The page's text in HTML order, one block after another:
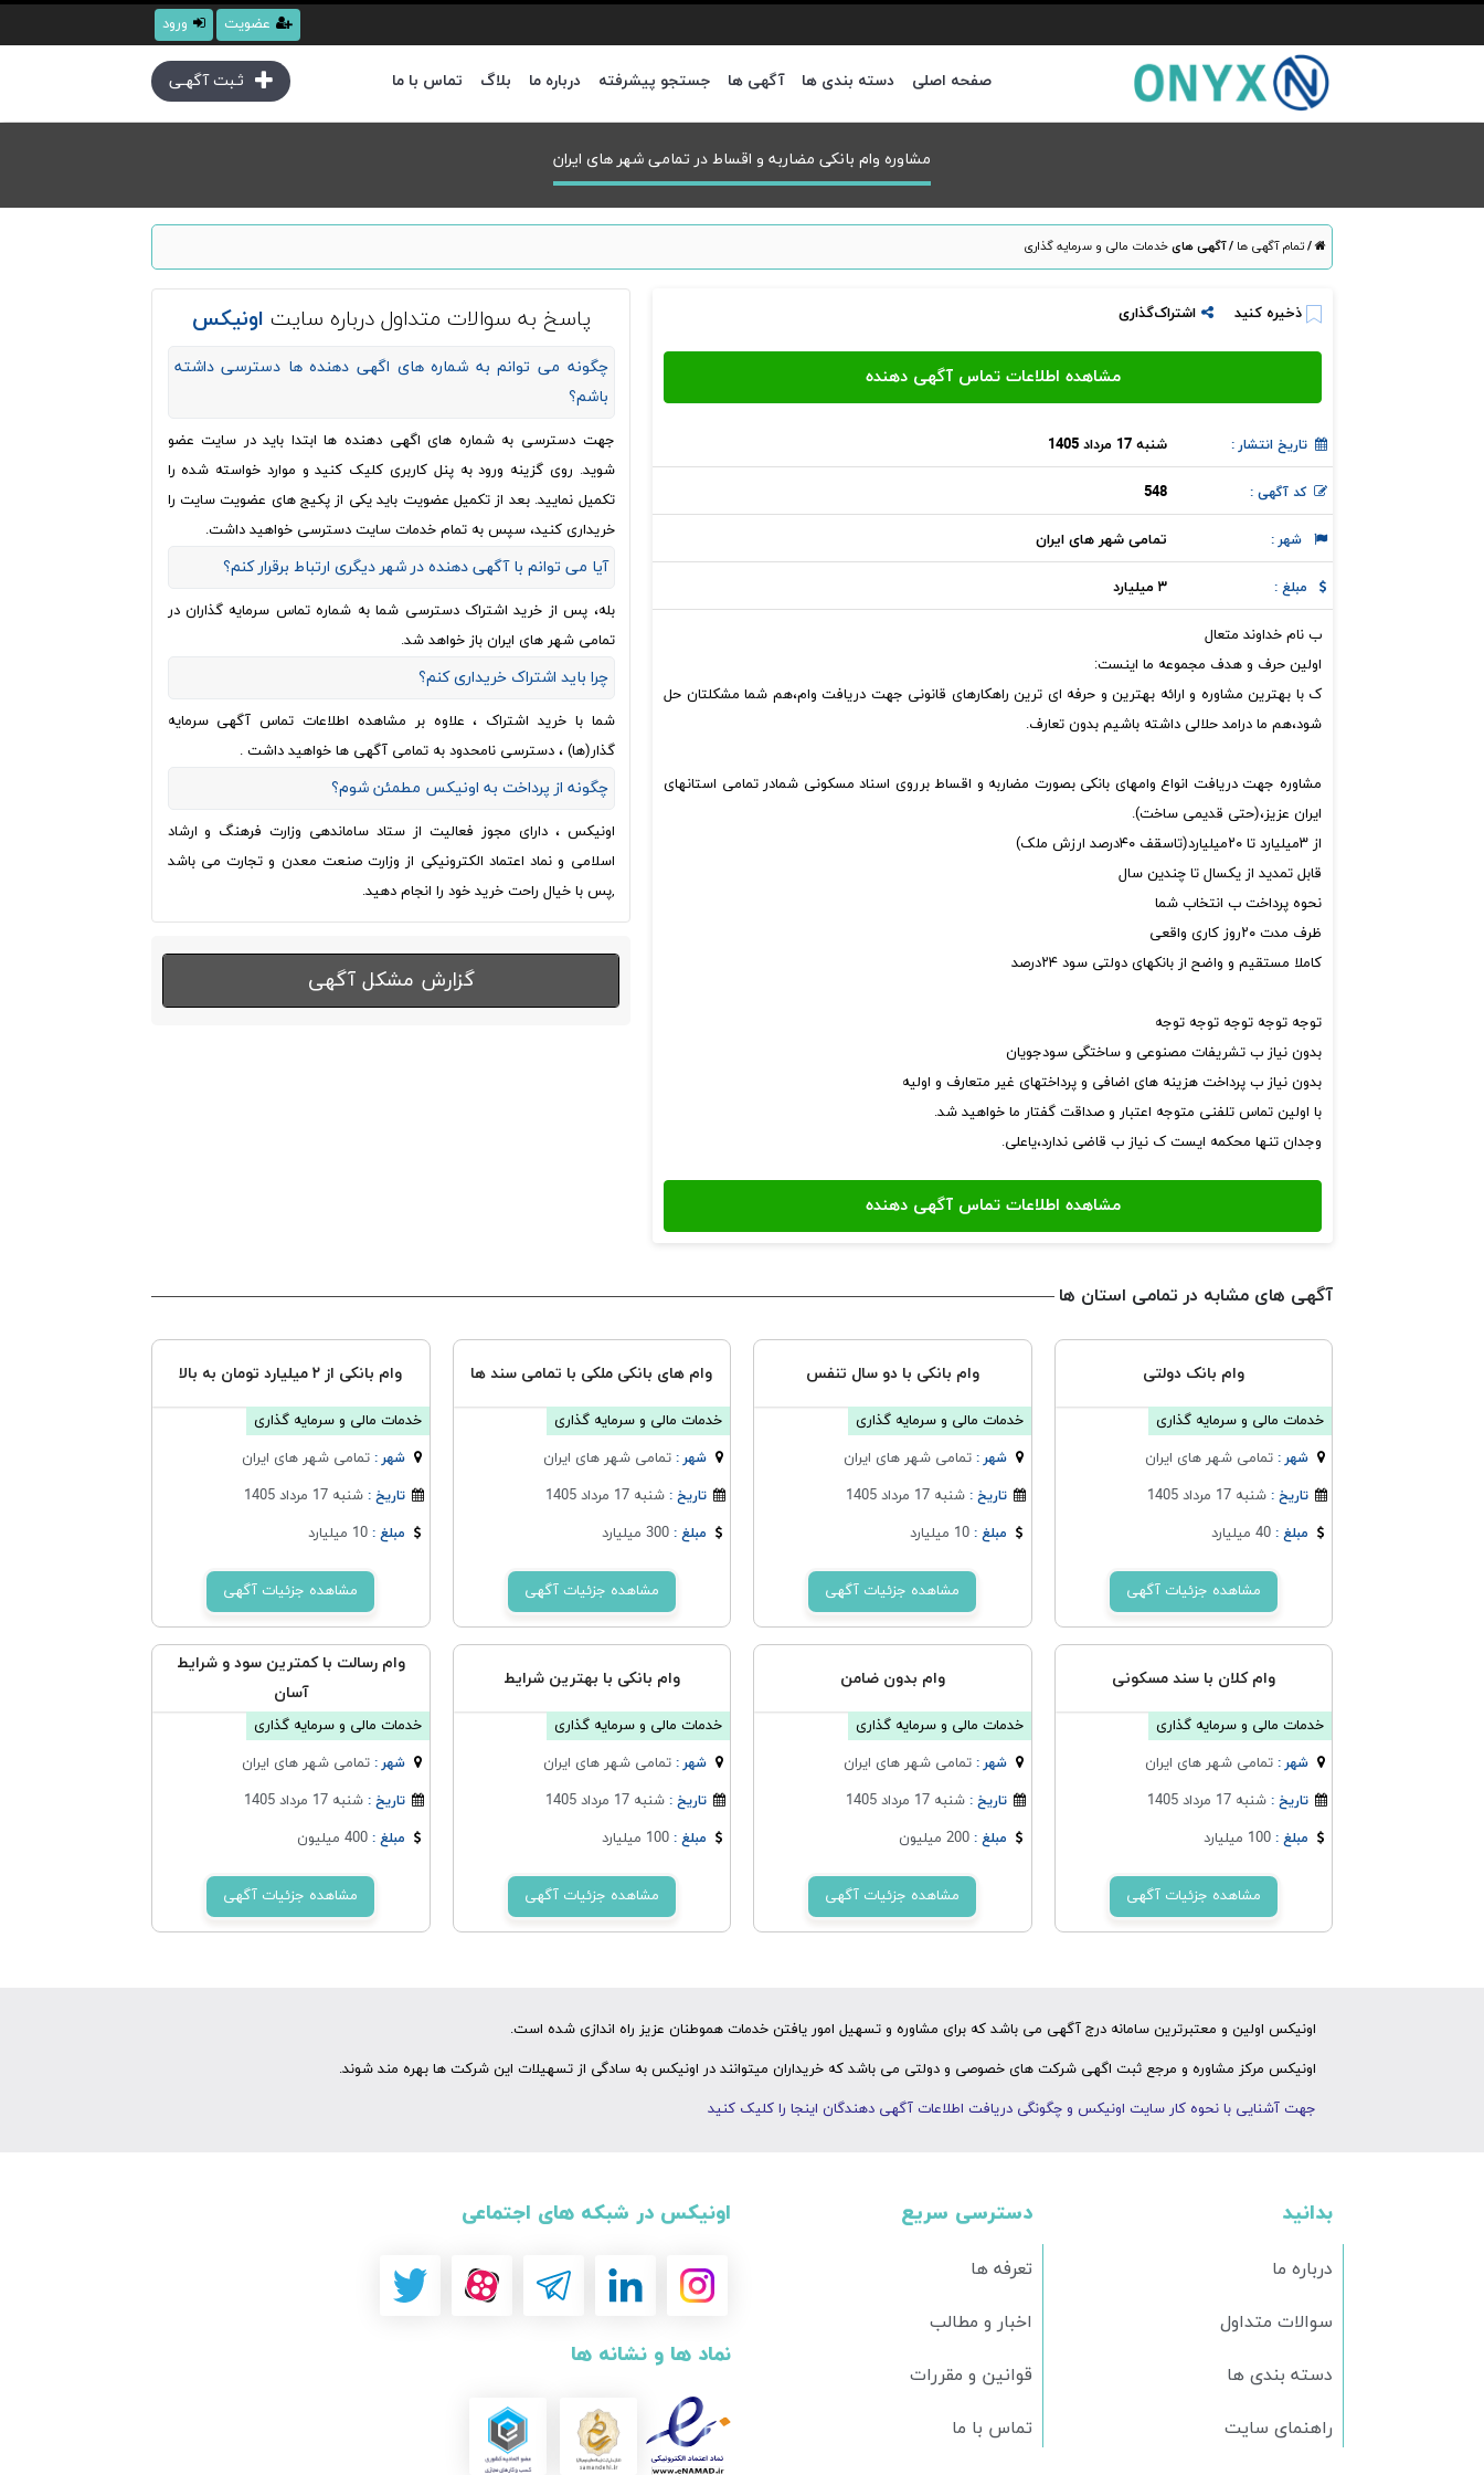
ورود عضویت
ثـبت آگهـی صفحه اصلی دسته بندی ها آگهی ها جستجو پیشرفته درباره ما بلاگ تماس با ما
مشاوره وام بانکی مضاربه و اقساط در تمامی شهر های ایران
/تمام آگهی ها /آگهی هایخدمات مالی و سرمایه گذاری
ذخیره کنید اشتراک‌گذاری
تاریخ انتشار : شنبه 17 مرداد 1405
کد آگهی : 548
شهر : تمامی شهر های ایران
مبلغ : ۳ میلیارد
ب نام خداوند متعال
اولین حرف و هدف مجموعه ما اینست:
ک با بهترین مشاوره و ارائه بهترین و حرفه ای ترین راهکارهای قانونی جهت دریافت وام،هم شما مشکلتان حل
شود،هم ما درامد حلالی داشته باشیم بدون تعارف.
مشاوره جهت دریافت انواع وامهای بانکی بصورت مضاربه و اقساط برروی اسناد مسکونی شمادر تمامی استانهای
ایران عزیز،(حتی قدیمی ساخت).
از ۳میلیارد تا ۲۰میلیارد(تاسقف ۴۰درصد ارزش ملک)
قابل تمدید از یکسال تا چندین سال
نحوه پرداخت ب انتخاب شما
ظرف مدت ۲۰روز کاری واقعی
کاملا مستقیم و واضح از بانکهای دولتی سود ۲۴درصد
توجه توجه توجه توجه توجه
بدون نیاز ب تشریفات مصنوعی و ساختگی سودجویان
بدون نیاز ب پرداخت هزینه های اضافی و پرداختهای غیر متعارف و اولیه
با اولین تماس تلفنی متوجه اعتبار و صداقت گفتار ما خواهید شد.
وجدان تنها محکمه ایست ک نیاز ب قاضی ندارد،یاعلی.
پاسخ به سوالات متداول درباره سایت اونیکس
چگونه می توانم به شماره های اگهی دهنده ها دسترسی داشته
باشم؟
جهت دسترسی به شماره های اگهی دهنده ها ابتدا باید در سایت عضو
شوید. روی گزینه ورود به پنل کاربری کلیک کنید و موارد خواسته شده را
تکمیل نمایید. بعد از تکمیل عضویت باید یکی از پکیج های عضویت سایت را
خریداری کنید، سپس به تمام خدمات سایت دسترسی خواهید داشت.
آیا می توانم با آگهی دهنده در شهر دیگری ارتباط برقرار کنم؟
بله، پس از خرید اشتراک دسترسی شما به شماره تماس سرمایه گذاران در
تمامی شهر های ایران باز خواهد شد.
چرا باید اشتراک خریداری کنم؟
شما با خرید اشتراک ، علاوه بر مشاهده اطلاعات تماس آگهی سرمایه
گذار(ها) ، دسترسی نامحدود به تمامی آگهی ها خواهید داشت .
چگونه از پرداخت به اونیکس مطمئن شوم؟
اونیکس ، دارای مجوز فعالیت از ستاد ساماندهی وزارت فرهنگ و ارشاد
اسلامی و نماد اعتماد الکترونیکی از وزارت صنعت معدن و تجارت می باشد
,پس با خیال راحت خرید خود را انجام دهید.
گزارش مشکل آگهی
آگهی های مشابه در تمامی استان ها
وام بانک دولتی
خدمات مالی و سرمایه گذاری
شهر :تمامی شهر های ایران
تاریخ :شنبه 17 مرداد 1405
مبلغ :40 میلیارد
مشاهده جزئیات آگهی
وام بانکی با دو سال تنفس
خدمات مالی و سرمایه گذاری
شهر : تمامی شهر های ایران
تاریخ : شنبه 17 مرداد 1405
مبلغ : 10 میلیارد
مشاهده جزئیات آگهی
وام های بانکی ملکی با تمامی سند ها
خدمات مالی و سرمایه گذاری
شهر :تمامی شهر های ایران
تاریخ :شنبه 17 مرداد 1405
مبلغ :300 میلیارد
مشاهده جزئیات آگهی
وام بانکی از ۲ میلیارد تومان به بالا
خدمات مالی و سرمایه گذاری
شهر : تمامی شهر های ایران
تاریخ : شنبه 17 مرداد 1405
مبلغ : 10 میلیارد
مشاهده جزئیات آگهی
وام کلان با سند مسکونی
خدمات مالی و سرمایه گذاری
شهر :تمامی شهر های ایران
تاریخ :شنبه 17 مرداد 1405
مبلغ :100 میلیارد
مشاهده جزئیات آگهی
وام بدون ضامن
خدمات مالی و سرمایه گذاری
شهر : تمامی شهر های ایران
تاریخ : شنبه 17 مرداد 1405
مبلغ : 200 میلیون
مشاهده جزئیات آگهی
وام بانکی با بهترین شرایط
خدمات مالی و سرمایه گذاری
شهر :تمامی شهر های ایران
تاریخ :شنبه 17 مرداد 1405
مبلغ :100 میلیارد
مشاهده جزئیات آگهی
وام رسالت با کمترین سود و شرایط
آسان
خدمات مالی و سرمایه گذاری
شهر : تمامی شهر های ایران
تاریخ : شنبه 17 مرداد 1405
مبلغ : 400 میلیون
مشاهده جزئیات آگهی
اونیکس اولین و معتبرترین سامانه درج آگهی می باشد که برای مشاوره و تسهیل امور یافتن خدمات هموطنان عزیز راه اندازی شده است.
اونیکس مرکز مشاوره و مرجع ثبت اگهی شرکت های خصوصی و دولتی می باشد که خریداران میتوانند در اونیکس به سادگی از تسهیلات این شرکت ها بهره مند شوند.
جهت آشنایی با نحوه کار سایت اونیکس و چگونگی دریافت اطلاعات آگهی دهندگان اینجا را کلیک کنید
اونیکس در شبکه های اجتماعی
نماد ها و نشانه ها
دسترسی سریع
تعرفه ها
اخبار و مطالب
قوانین و مقررات
تماس با ما
بدانید
درباره ما
سوالات متداول
دسته بندی ها
راهنمای سایت